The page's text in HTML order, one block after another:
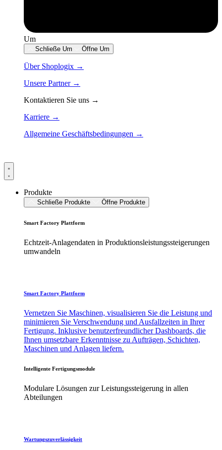
Um
Schließe Um Öffne Um
Über Shoplogix →
Unsere Partner →
Kontaktieren Sie uns →
Karriere →
Allgemeine Geschäftsbedingungen →
Produkte
Schließe Produkte Öffne Produkte
Smart Factory Plattform
Echtzeit-Anlagendaten in Produktionsleistungssteigerungen
umwandeln
Smart Factory Plattform
Vernetzen Sie Maschinen, visualisieren Sie die Leistung und
minimieren Sie Verschwendung und Ausfallzeiten in Ihrer
Fertigung. Inklusive benutzerfreundlicher Dashboards, die
Ihnen umsetzbare Erkenntnisse zu Aufträgen, Schichten,
Maschinen und Anlagen liefern.
Intelligente Fertigungsmodule
Modulare Lösungen zur Leistungssteigerung in allen
Abteilungen
Wartungszuverlässigkeit